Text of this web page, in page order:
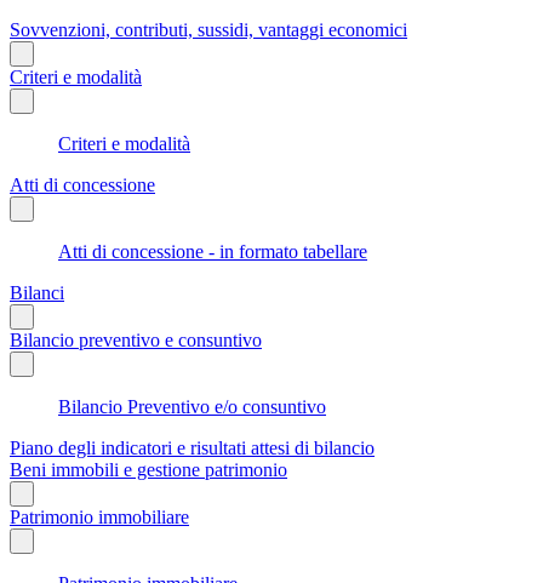
Sovvenzioni, contributi, sussidi, vantaggi economici
Criteri e modalità
Criteri e modalità
Atti di concessione
Atti di concessione - in formato tabellare
Bilanci
Bilancio preventivo e consuntivo
Bilancio Preventivo e/o consuntivo
Piano degli indicatori e risultati attesi di bilancio
Beni immobili e gestione patrimonio
Patrimonio immobiliare